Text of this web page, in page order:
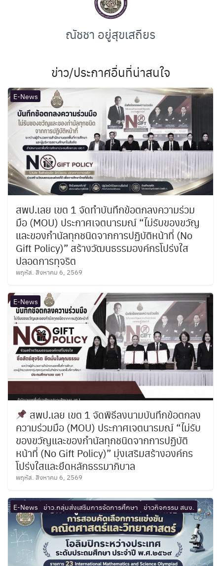
ณัชชา อยู่สุขเสถียร
ข่าว/ประกาศอื่นที่น่าสนใจ
E-News
สพป.เลย เขต 1 จัดทำบันทึกข้อตกลงความร่วม
มือ (MOU) ประกาศเจตนารมณ์ “ไม่รับของขวัญ
และของกำนัลทุกชนิดจากการปฏิบัติหน้าที่ (No
Gift Policy)” สร้างวัฒนธรรมองค์กรโปร่งใส
ปลอดการทุจริต
พฤหัส. สิงหาคม 6, 2569
E-News
สพป.เลย เขต 1 จัดพิธีลงนามบันทึกข้อตกลง
ความร่วมมือ (MOU) ประกาศเจตนารมณ์ “ไม่รับ
ของขวัญและของกำนัลทุกชนิดจากการปฏิบัติ
หน้าที่ (No Gift Policy)” มุ่งเสริมสร้างองค์กร
โปร่งใสและยึดหลักธรรมาภิบาล
พฤหัส. สิงหาคม 6, 2569
E-News ข่าว.กลุ่มส่งเสริมการจัดการศึกษา ข่าวกิจกรรม สนง.